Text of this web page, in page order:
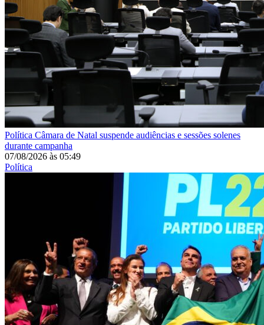
Política Câmara de Natal suspende audiências e sessões solenes
durante campanha
07/08/2026 às 05:49
Política